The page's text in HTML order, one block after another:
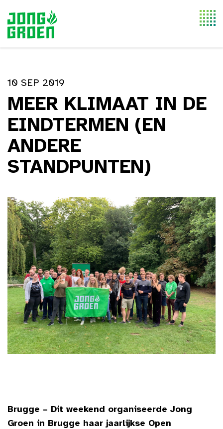
10 SEP 2019
MEER KLIMAAT IN DE
EINDTERMEN (EN
ANDERE
STANDPUNTEN)
Brugge – Dit weekend organiseerde Jong
Groen in Brugge haar jaarlijkse Open